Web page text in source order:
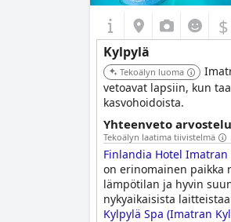
$
Kylpylä
Tekoälyn luoma
vetoavat lapsiin, kun
kasvohoidoista.
Yhteenveto
Tekoälyn laatima tiivistelmä
Finlandia Hotel Imatran
on erinomainen paikka
lämpötilan ja hyvin
nykyaikaisista
Kylpylä Spa (Imatran